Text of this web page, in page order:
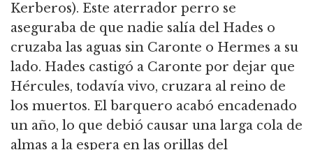
Kerberos). Este aterrador perro se
aseguraba de que nadie salía del Hades o
cruzaba las aguas sin Caronte o Hermes a su
lado. Hades castigó a Caronte por dejar que
Hércules, todavía vivo, cruzara al reino de
los muertos. El barquero acabó encadenado
un año, lo que debió causar una larga cola de
almas a la espera en las orillas del